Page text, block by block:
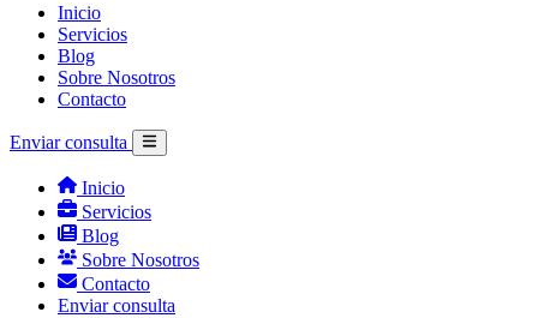
Inicio
Servicios
Blog
Sobre Nosotros
Contacto
Enviar consulta
Inicio
Servicios
Blog
Sobre Nosotros
Contacto
Enviar consulta